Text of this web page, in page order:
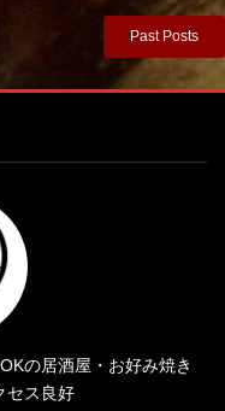
Past Posts
の居酒屋・お好み焼き
セス良好